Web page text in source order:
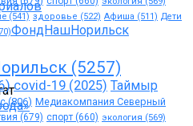
(541) здоровье (522) Афиша (511) Дети
ФондНашНорильск
(5257)
covid-19 (2025) Таймыр
(806) Медиакомпания Северный
(679) спорт (660) экология (569)